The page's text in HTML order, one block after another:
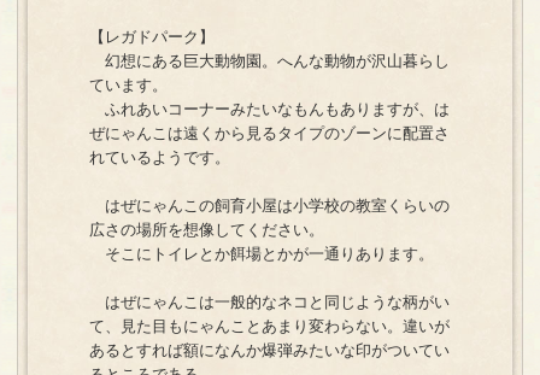
【レガドパーク】
幻想にある巨大動物園。へんな動物が沢山暮らし
ています。
ふれあいコーナーみたいなもんもありますが、は
ぜにゃんこは遠くから見るタイプのゾーンに配置さ
れているようです。
はぜにゃんこの飼育小屋は小学校の教室くらいの
広さの場所を想像してください。
そこにトイレとか餌場とかが一通りあります。
はぜにゃんこは一般的なネコと同じような柄がい
て、見た目もにゃんことあまり変わらない。違いが
あるとすれば額になんか爆弾みたいな印がついてい